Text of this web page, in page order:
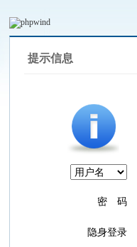
提示信息
密 码
隐身登录